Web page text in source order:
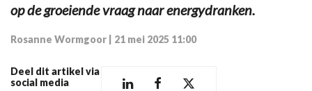
op de groeiende vraag naar energydranken.
Rosanne Wormgoor 21 mei 2025 11:00
Deel dit artikel via
social media